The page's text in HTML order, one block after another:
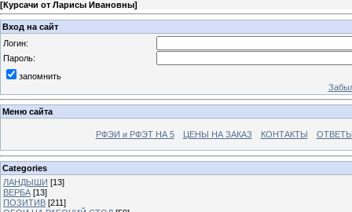
[Курсачи от Ларисы Ивановны]
Вход на сайт
Логин:
Пароль:
запомнить
Меню сайта
РФЭИ и РФЭТ НА 5 ЦЕНЫ НА ЗАКАЗ КОНТАКТЫ
Categories
ЛАНДЫШИ [13]
ВЕРБА [13]
ПОЗИТИВ [211]